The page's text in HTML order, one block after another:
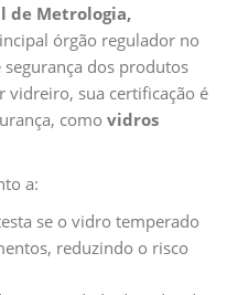
de Metrologia,
órgão regulador no
dos produtos
vidreiro, sua certificação é
como vidros
a:
se o vidro temperado
reduzindo o risco